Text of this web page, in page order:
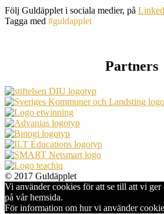
Följ Guldäpplet i sociala medier, på
Tagga med #guldapplet
Partners
© 2017 Guldäpplet
Vi använder cookies för att se till att vi ger
på vår hemsida.
För information om hur vi använder